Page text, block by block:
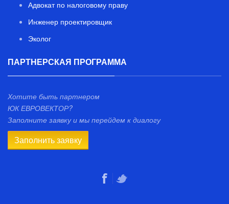
Адвокат по налоговому праву
Инженер проектировщик
Эколог
ПАРТНЕРСКАЯ ПРОГРАММА
Хотите быть партнером
ЮК ЕВРОВЕКТОР?
Заполните заявку и мы перейдем к диалогу
Заполнить заявку